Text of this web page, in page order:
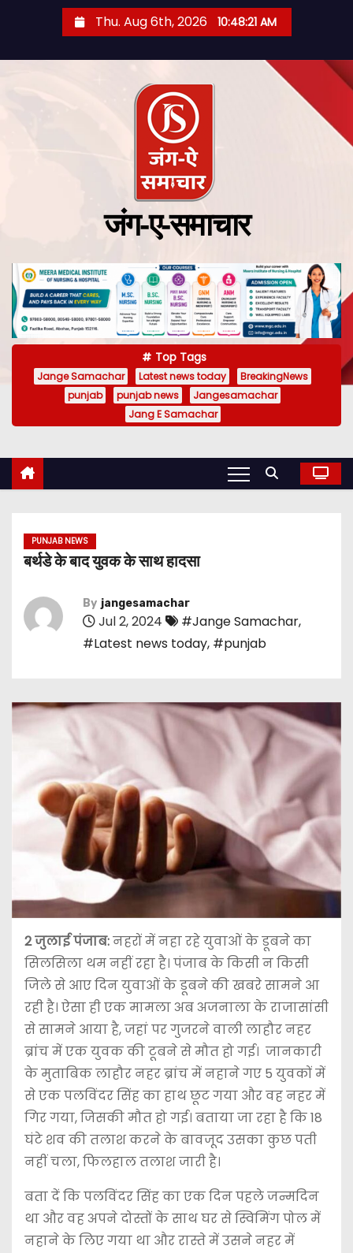
Thu. Aug 6th, 2026 10:48:22 AM
जंग-ए-समाचार
Top Tags
Jange Samachar Latest news today
BreakingNews
punjab
punjab news
Jangesamachar
Jang E Samachar
PUNJAB NEWS
बर्थडे के बाद युवक के साथ हादसा
By jangesamachar
Jul 2, 2024 #Jange Samachar,
#Latest news today, #punjab
2 जुलाई पंजाब:नहरों में नहा रहे युवाओं के डूबने का
सिलसिला थम नहीं रहा है। पंजाब के किसी न किसी
जिले से आए दिन युवाओं के डूबने की खबरे सामने आ
रही है। ऐसा ही एक मामला अब अजनाला के राजासांसी
से सामने आया है, जहां पर गुजरने वाली लाहौर नहर
ब्रांच में एक युवक की टूबने से मौत हो गई। जानकारी
के मुताबिक लाहौर नहर ब्रांच में नहाने गए 5 युवकों में
से एक पलविंदर सिंह का हाथ छूट गया और वह नहर में
गिर गया, जिसकी मौत हो गई। बताया जा रहा है कि 18
घंटे शव की तलाश करने के बावजूद उसका कुछ पती
नहीं चला, फिलहाल तलाश जारी है।
बता दें कि पलविंदर सिंह का एक दिन पहले जन्मदिन
था और वह अपने दोस्तों के साथ घर से स्विमिंग पोल में
नहाने के लिए गया था और रास्ते में उसने नहर में